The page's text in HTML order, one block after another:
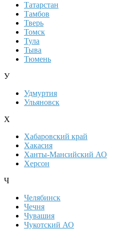
Татарстан
Тамбов
Тверь
Томск
Тула
Тыва
Тюмень
У
Удмуртия
Ульяновск
Х
Хабаровский край
Хакасия
Ханты-Мансийский АО
Херсон
Ч
Челябинск
Чечня
Чувашия
Чукотский АО